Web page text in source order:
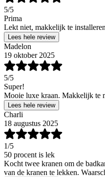
5/5
Prima
Lekt niet, makkelijk te installeren
Lees hele review
Madelon
19 oktober 2025
5/5
Super!
Mooie luxe kraan. Makkelijk te
Lees hele review
Charli
18 augustus 2025
1/5
50 procent is lek
Kocht twee kranen om de
van de kranen te lekken.